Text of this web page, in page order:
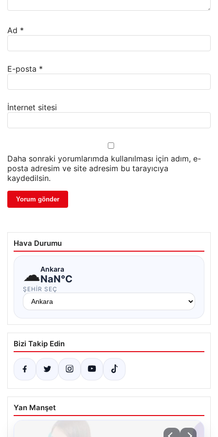
Ad *
E-posta *
İnternet sitesi
Daha sonraki yorumlarımda kullanılması için adım, e-
posta adresim ve site adresim bu tarayıcıya
kaydedilsin.
Hava Durumu
☁Ankara
NaN°C
ŞEHIR SEÇ
Bizi Takip Edin
Yan Manşet